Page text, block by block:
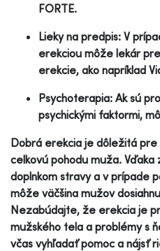
FORTE.
Lieky na predpis: V
erekciou môže lekár
erekcie, ako napríklad
Psychoterapia: Ak sú
psychickými faktormi,
Dobrá erekcia je dôležitá pre
celkovú pohodu muža.
doplnkom stravy a v prípade
môže väčšina mužov
Nezabúdajte, že erekcia je
mužského tela a problémy s
včas vyhľadať pomoc a nájsť